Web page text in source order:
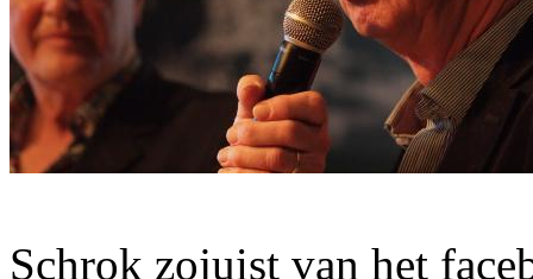
Schrok zojuist van het